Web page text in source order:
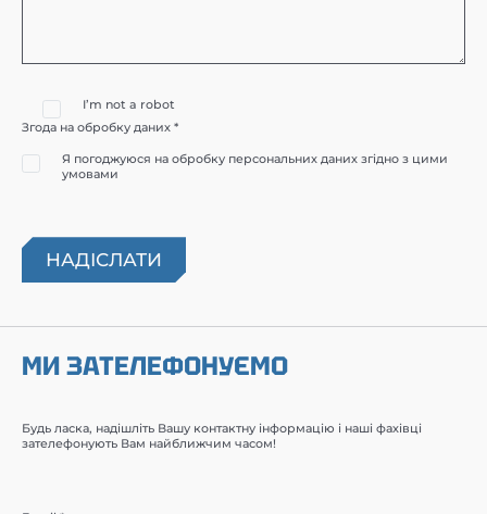
I’m not a robot
Згода на обробку даних *
Я погоджуюся на обробку персональних даних згідно з цими
умовами
МИ ЗАТЕЛЕФОНУЄМО
Будь ласка, надішліть Вашу контактну інформацію і наші фахівці
зателефонують Вам найближчим часом!